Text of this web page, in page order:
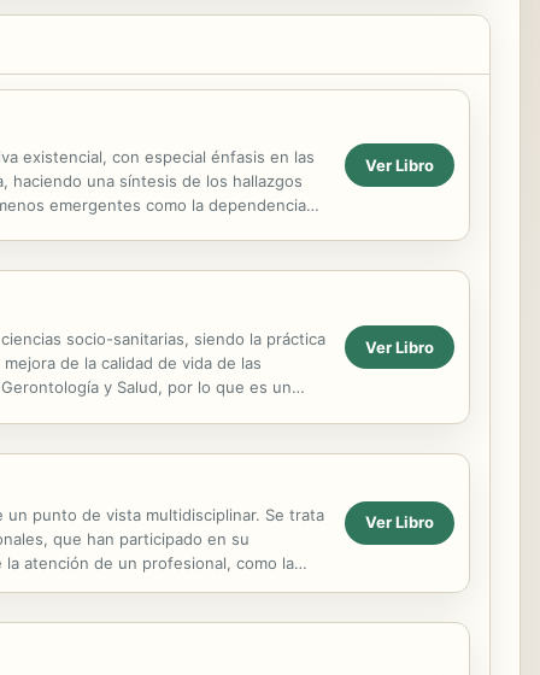
existencial, con especial énfasis en las
haciendo una síntesis de los hallazgos
emergentes como la dependencia
Ver Libro
socio-sanitarias, siendo la práctica
de la calidad de vida de las
y Salud, por lo que es un
Ver Libro
un punto de vista multidisciplinar. Se trata
que han participado en su
atención de un profesional, como la
Ver Libro